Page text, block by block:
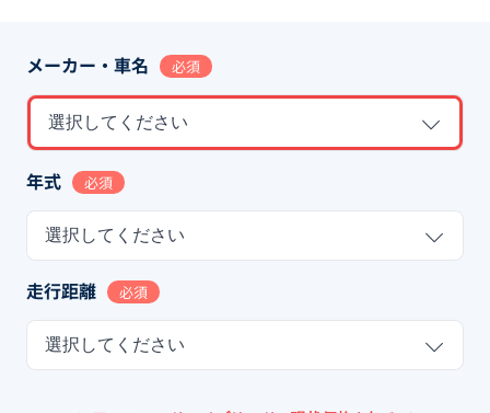
メーカー・車名 必須
選択してください
年式 必須
選択してください
走行距離 必須
選択してください